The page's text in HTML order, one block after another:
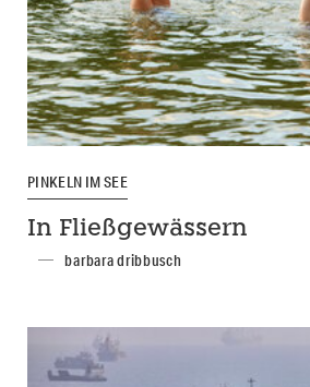
PINKELN IM SEE
In Fließgewässern
barbara dribbusch